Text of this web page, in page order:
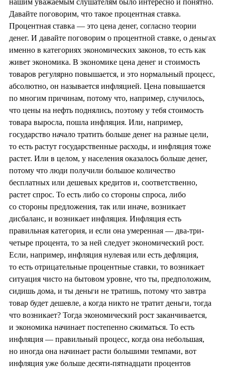
Давайте поговорим, что такое процентная ставка.
Процентная ставка — это цена денег, согласно теории
денег. И давайте поговорим о процентной ставке, о деньгах
именно в категориях экономических законов, то есть как
живет экономика. В экономике цена денег и стоимость
товаров регулярно повышается, и это нормальный процесс,
абсолютно, он называется инфляцией. Цена повышается
по многим причинам, потому что, например, случилось,
что цены на нефть поднялись, поэтому у тебя стоимость
товара выросла, пошла инфляция. Или, например,
государство начало тратить больше денег на разные цели,
то есть растут государственные расходы, и инфляция тоже
растет. Или в целом, у населения оказалось больше денег,
потому что люди получили большое количество
бесплатных или дешевых кредитов и, соответственно,
растет спрос. То есть либо со стороны спроса, либо
со стороны предложения, так или иначе, возникает
дисбаланс, и возникает инфляция. Инфляция есть
правильная категория, и если она умеренная — два-три-
четыре процента, то за ней следует экономический рост.
Если, например, инфляция нулевая или есть дефляция,
то есть отрицательные процентные ставки, то возникает
ситуация чисто на бытовом уровне, что ты, предположим,
сидишь дома, и ты деньги не тратишь, потому что завтра
товар будет дешевле, а когда никто не тратит деньги, тогда
что возникает? Тогда экономический рост заканчивается,
и экономика начинает постепенно сжиматься. То есть
инфляция — правильный процесс, когда она небольшая,
но иногда она начинает расти большими темпами, вот
инфляция уже больше десяти-пятнадцати процентов